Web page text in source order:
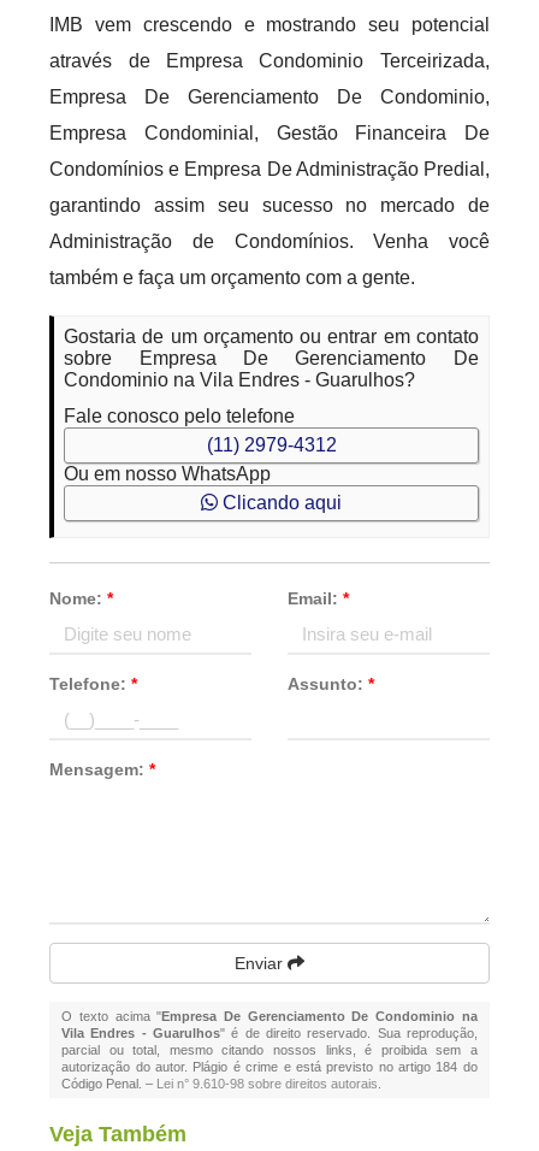
IMB vem crescendo e mostrando seu potencial
através de Empresa Condominio Terceirizada,
Empresa De Gerenciamento De Condominio,
Empresa Condominial, Gestão Financeira De
Condomínios e Empresa De Administração Predial,
garantindo assim seu sucesso no mercado de
Administração de Condomínios. Venha você
também e faça um orçamento com a gente.
Gostaria de um orçamento ou entrar em contato
sobre Empresa De Gerenciamento De
Condominio na Vila Endres - Guarulhos?
Fale conosco pelo telefone
(11) 2979-4312
Ou em nosso WhatsApp
Clicando aqui
Nome:* Email: *
Telefone:* Assunto: *
Mensagem:*
Enviar
O texto acima "Empresa De Gerenciamento De Condominio na
Vila Endres - Guarulhos" é de direito reservado. Sua reprodução,
parcial ou total, mesmo citando nossos links, é proibida sem a
autorização do autor. Plágio é crime e está previsto no artigo 184 do
Código Penal. – Lei n° 9.610-98 sobre direitos autorais
Veja Também